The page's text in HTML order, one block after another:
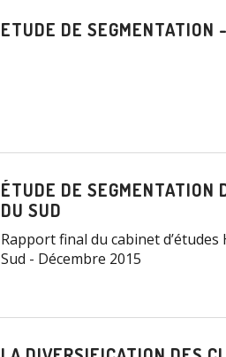
ETUDE DE SEGMENTATION
ÉTUDE DE SEGMENTATION
DU SUD
Rapport final du cabinet
Sud - Décembre 2015